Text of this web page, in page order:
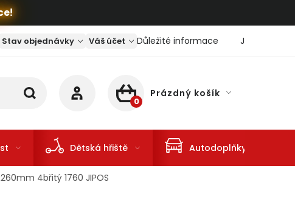
Stav objednávky Váš účet Důležité informace Jaký je
NÁKUPNÍ KOŠÍK
Prázdný košík
Dětská hřiště Autodoplňky
4břitý 1760 JIPOS